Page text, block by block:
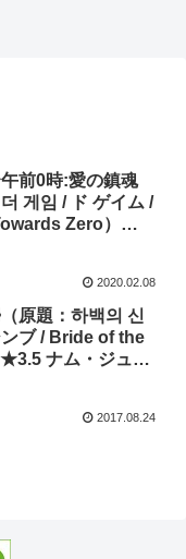
午前0時:愛の鎮魂